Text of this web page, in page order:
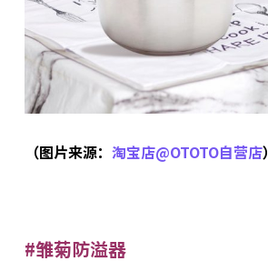
（图片来源： 淘宝店@OTOTO自营店）
#雏菊防溢器